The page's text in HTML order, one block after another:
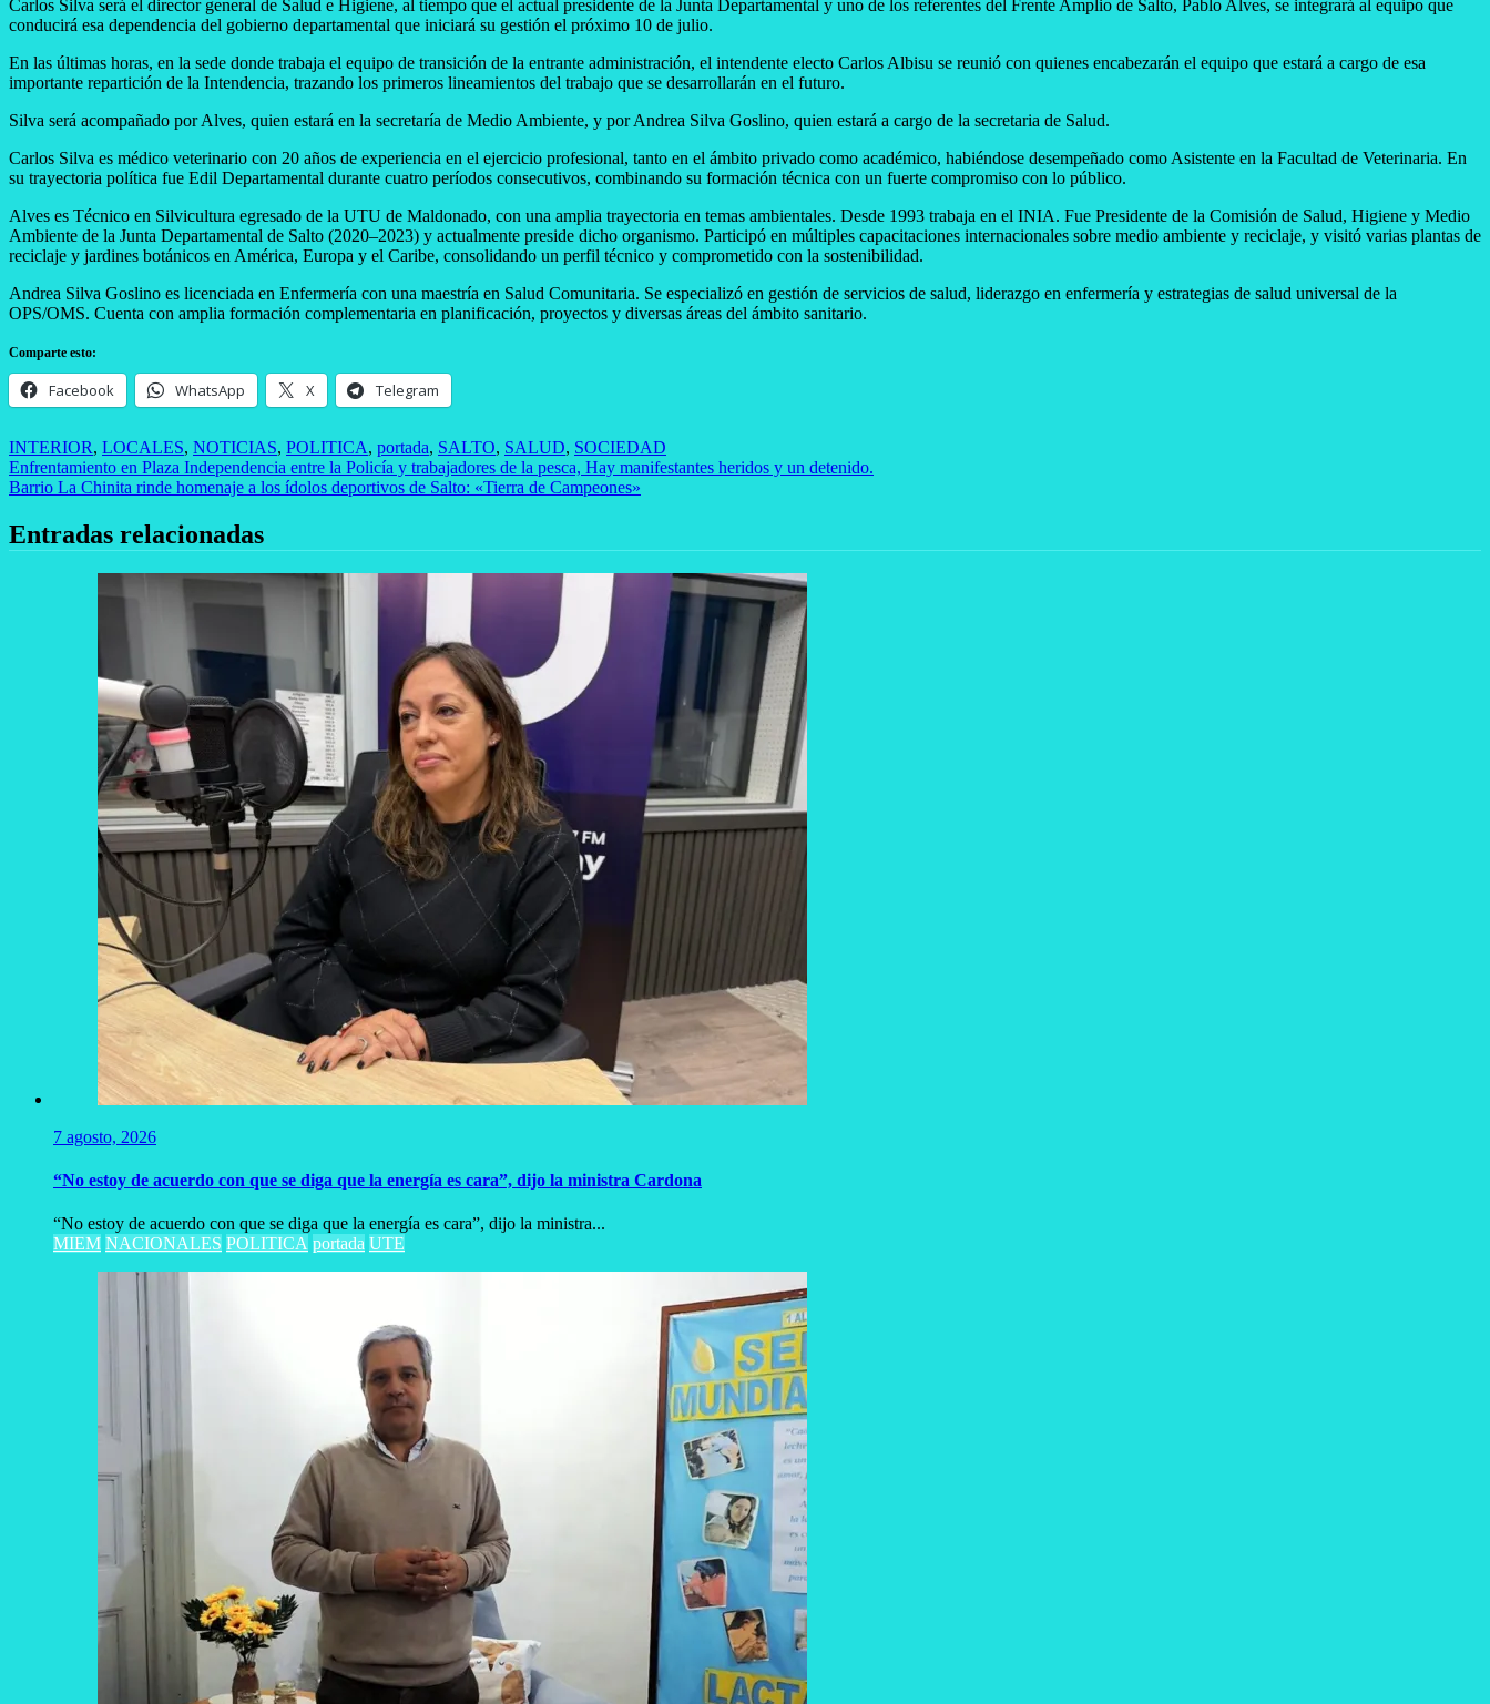
Carlos Silva será el director general de Salud e Higiene, al tiempo que el actual presidente de la Junta Departamental y uno de los referentes del Frente Amplio de Salto, Pablo Alves, se integrará al equipo que
conducirá esa dependencia del gobierno departamental que iniciará su gestión el próximo 10 de julio.
En las últimas horas, en la sede donde trabaja el equipo de transición de la entrante administración, el intendente electo Carlos Albisu se reunió con quienes encabezarán el equipo que estará a cargo de esa
importante repartición de la Intendencia, trazando los primeros lineamientos del trabajo que se desarrollarán en el futuro.
Silva será acompañado por Alves, quien estará en la secretaría de Medio Ambiente, y por Andrea Silva Goslino, quien estará a cargo de la secretaria de Salud.
Carlos Silva es médico veterinario con 20 años de experiencia en el ejercicio profesional, tanto en el ámbito privado como académico, habiéndose desempeñado como Asistente en la Facultad de Veterinaria. En
su trayectoria política fue Edil Departamental durante cuatro períodos consecutivos, combinando su formación técnica con un fuerte compromiso con lo público.
Alves es Técnico en Silvicultura egresado de la UTU de Maldonado, con una amplia trayectoria en temas ambientales. Desde 1993 trabaja en el INIA. Fue Presidente de la Comisión de Salud, Higiene y Medio
Ambiente de la Junta Departamental de Salto (2020–2023) y actualmente preside dicho organismo. Participó en múltiples capacitaciones internacionales sobre medio ambiente y reciclaje, y visitó varias plantas de
reciclaje y jardines botánicos en América, Europa y el Caribe, consolidando un perfil técnico y comprometido con la sostenibilidad.
Andrea Silva Goslino es licenciada en Enfermería con una maestría en Salud Comunitaria. Se especializó en gestión de servicios de salud, liderazgo en enfermería y estrategias de salud universal de la
OPS/OMS. Cuenta con amplia formación complementaria en planificación, proyectos y diversas áreas del ámbito sanitario.
Comparte esto:
Facebook WhatsApp X Telegram
INTERIOR, LOCALES, NOTICIAS, POLITICA, portada, SALTO, SALUD, SOCIEDAD
Navegación
de
entradas
Enfrentamiento en Plaza Independencia entre la Policía y trabajadores de la pesca, Hay manifestantes heridos y un detenido.
Barrio La Chinita rinde homenaje a los ídolos deportivos de Salto: «Tierra de Campeones»
Entradas relacionadas
7 agosto, 2026
“No estoy de acuerdo con que se diga que la energía es cara”, dijo la ministra Cardona
“No estoy de acuerdo con que se diga que la energía es cara”, dijo la ministra...
MIEM NACIONALES POLITICA portada UTE